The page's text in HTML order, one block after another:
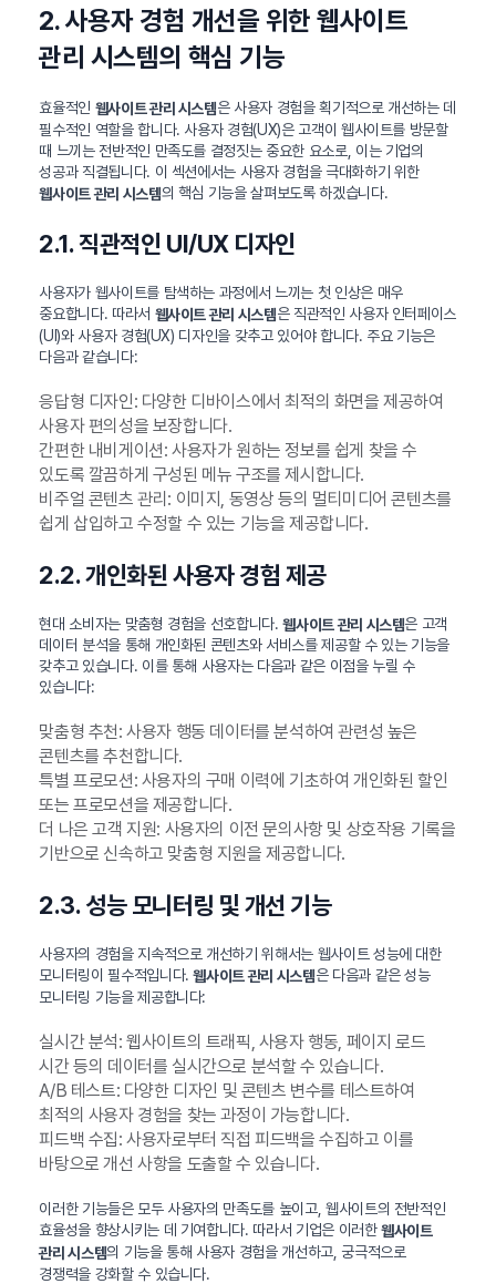
2. 사용자 경험 개선을 위한 웹사이트
관리 시스템의 핵심 기능
효율적인 웹사이트 관리 시스템은 사용자 경험을 획기적으로 개선하는 데
필수적인 역할을 합니다. 사용자 경험(UX)은 고객이 웹사이트를 방문할
때 느끼는 전반적인 만족도를 결정짓는 중요한 요소로, 이는 기업의
성공과 직결됩니다. 이 섹션에서는 사용자 경험을 극대화하기 위한
웹사이트 관리 시스템의 핵심 기능을 살펴보도록 하겠습니다.
2.1. 직관적인 UI/UX 디자인
사용자가 웹사이트를 탐색하는 과정에서 느끼는 첫 인상은 매우
중요합니다. 따라서 웹사이트 관리 시스템은 직관적인 사용자 인터페이스
(UI)와 사용자 경험(UX) 디자인을 갖추고 있어야 합니다. 주요 기능은
다음과 같습니다:
응답형 디자인: 다양한 디바이스에서 최적의 화면을 제공하여
사용자 편의성을 보장합니다.
간편한 내비게이션: 사용자가 원하는 정보를 쉽게 찾을 수
있도록 깔끔하게 구성된 메뉴 구조를 제시합니다.
비주얼 콘텐츠 관리: 이미지, 동영상 등의 멀티미디어 콘텐츠를
쉽게 삽입하고 수정할 수 있는 기능을 제공합니다.
2.2. 개인화된 사용자 경험 제공
현대 소비자는 맞춤형 경험을 선호합니다.웹사이트 관리 시스템은 고객
데이터 분석을 통해 개인화된 콘텐츠와 서비스를 제공할 수 있는 기능을
갖추고 있습니다. 이를 통해 사용자는 다음과 같은 이점을 누릴 수
있습니다:
맞춤형 추천: 사용자 행동 데이터를 분석하여 관련성 높은
콘텐츠를 추천합니다.
특별 프로모션: 사용자의 구매 이력에 기초하여 개인화된 할인
또는 프로모션을 제공합니다.
더 나은 고객 지원: 사용자의 이전 문의사항 및 상호작용 기록을
기반으로 신속하고 맞춤형 지원을 제공합니다.
2.3. 성능 모니터링 및 개선 기능
사용자의 경험을 지속적으로 개선하기 위해서는 웹사이트 성능에 대한
모니터링이 필수적입니다.웹사이트 관리 시스템은 다음과 같은 성능
모니터링 기능을 제공합니다:
실시간 분석: 웹사이트의 트래픽, 사용자 행동, 페이지 로드
시간 등의 데이터를 실시간으로 분석할 수 있습니다.
A/B 테스트: 다양한 디자인 및 콘텐츠 변수를 테스트하여
최적의 사용자 경험을 찾는 과정이 가능합니다.
피드백 수집: 사용자로부터 직접 피드백을 수집하고 이를
바탕으로 개선 사항을 도출할 수 있습니다.
이러한 기능들은 모두 사용자의 만족도를 높이고, 웹사이트의 전반적인
효율성을 향상시키는 데 기여합니다. 따라서 기업은 이러한웹사이트
관리 시스템의 기능을 통해 사용자 경험을 개선하고, 궁극적으로
경쟁력을 강화할 수 있습니다.